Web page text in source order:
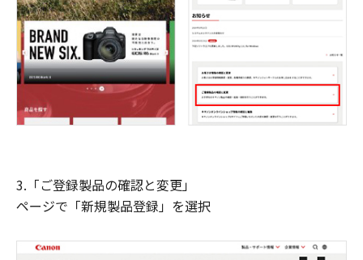
3.「ご登録製品の確認と変更」
ページで「新規製品登録」を選択